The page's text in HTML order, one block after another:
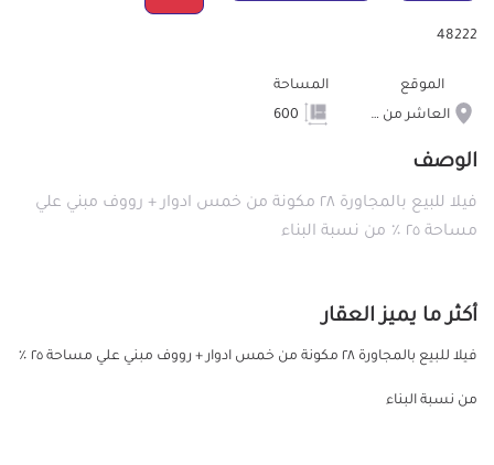
48222
الموقع
العاشر من رمضان
المساحة
الوصف
فيلا للبيع بالمجاورة ٢٨ مكونة من خمس ادوار + رووف مبني علي
مساحة ٢٥ ٪؜ من نسبة البناء
أكثر ما يميز العقار
فيلا للبيع بالمجاورة ٢٨ مكونة من خمس ادوار + رووف مبني علي مساحة ٢٥ ٪؜
من نسبة البناء